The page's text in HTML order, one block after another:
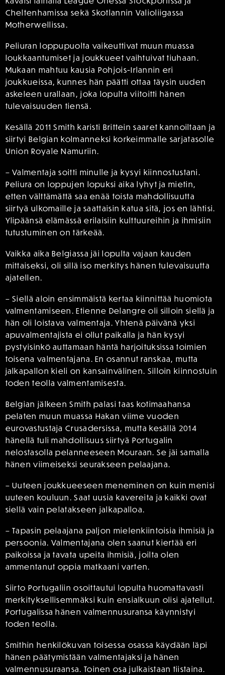
Cheltenhamissa sekä Skotlannin Valioliigassa
Motherwellissa.
Peliuran loppupuolta vaikeuttivat muun muassa
loukkaantumiset ja joukkueet vaihtuivat tiuhaan.
Mukaan mahtuu kausia Pohjois-Irlannin eri
joukkueissa, kunnes hän päätti ottaa täysin uuden
askeleen urallaan, joka lopulta viitoitti hänen
tulevaisuuden tiensä.
Kesällä 2011 Smith karisti Brittein saaret kannoiltaan ja
siirtyi Belgian kolmanneksi korkeimmalle sarjatasolle
Union Royale Namuriin.
– Valmentaja soitti minulle ja kysyi kiinnostustani.
Peliura on loppujen lopuksi aika lyhyt ja mietin,
etten välttämättä saa enää toista mahdollisuutta
siirtyä ulkomaille ja saattaisin katua sitä, jos en lähtisi.
Ylipäänsä elämässä erilaisiin kulttuureihin ja ihmisiin
tutustuminen on tärkeää.
Vaikka aika Belgiassa jäi lopulta vajaan kauden
mittaiseksi, oli sillä iso merkitys hänen tulevaisuutta
ajatellen.
– Siellä aloin ensimmäistä kertaa kiinnittää huomiota
valmentamiseen. Etienne Delangre oli silloin siellä ja
hän oli loistava valmentaja. Yhtenä päivänä yksi
apuvalmentajista ei ollut paikalla ja hän kysyi
pystyisinkö auttamaan häntä harjoituksissa toimien
toisena valmentajana. En osannut ranskaa, mutta
jalkapallon kieli on kansainvälinen. Silloin kiinnostuin
toden teolla valmentamisesta.
Belgian jälkeen Smith palasi taas kotimaahansa
pelaten muun muassa Hakan viime vuoden
eurovastustaja Crusadersissa, mutta kesällä 2014
hänellä tuli mahdollisuus siirtyä Portugalin
nelostasolla pelanneeseen Mouraan. Se jäi samalla
hänen viimeiseksi seurakseen pelaajana.
– Uuteen joukkueeseen meneminen on kuin menisi
uuteen kouluun. Saat uusia kavereita ja kaikki ovat
siellä vain pelatakseen jalkapalloa.
– Tapasin pelaajana paljon mielenkiintoisia ihmisiä ja
persoonia. Valmentajana olen saanut kiertää eri
paikoissa ja tavata upeita ihmisiä, joilta olen
ammentanut oppia matkaani varten.
Siirto Portugaliin osoittautui lopulta huomattavasti
merkityksellisemmäksi kuin ensialkuun olisi ajatellut.
Portugalissa hänen valmennusuransa käynnistyi
toden teolla.
Smithin henkilökuvan toisessa osassa käydään läpi
hänen päätymistään valmentajaksi ja hänen
valmennusuraansa. Toinen osa julkaistaan tiistaina.